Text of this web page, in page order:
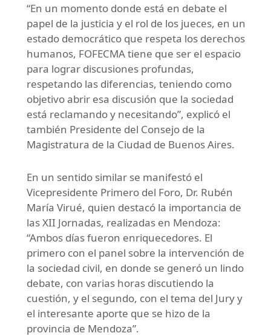
“En un momento donde está en debate el
papel de la justicia y el rol de los jueces, en un
estado democrático que respeta los derechos
humanos, FOFECMA tiene que ser el espacio
para lograr discusiones profundas,
respetando las diferencias, teniendo como
objetivo abrir esa discusión que la sociedad
está reclamando y necesitando”, explicó el
también Presidente del Consejo de la
Magistratura de la Ciudad de Buenos Aires.
En un sentido similar se manifestó el
Vicepresidente Primero del Foro, Dr. Rubén
María Virué, quien destacó la importancia de
las XII Jornadas, realizadas en Mendoza:
“Ambos días fueron enriquecedores. El
primero con el panel sobre la intervención de
la sociedad civil, en donde se generó un lindo
debate, con varias horas discutiendo la
cuestión, y el segundo, con el tema del Jury y
el interesante aporte que se hizo de la
provincia de Mendoza”.